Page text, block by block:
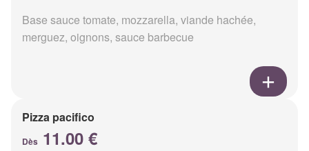
Base sauce tomate, mozzarella, viande hachée,
merguez, oignons, sauce barbecue
Pizza pacifico
Dès 11.00 €